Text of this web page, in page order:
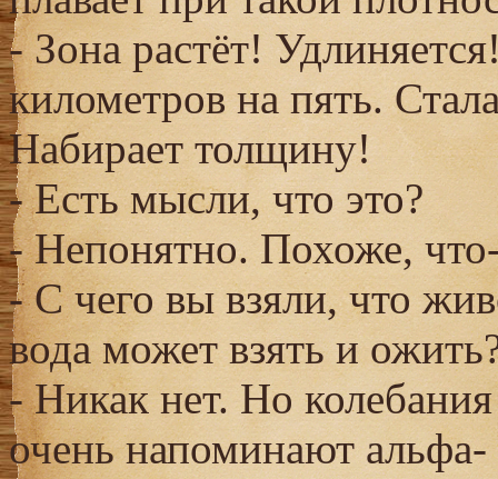
- Зона растёт!
километров на пять.
Набирает толщину!
- Есть мысли, что это?
- Непонятно. Похоже,
- С чего вы взяли, что
вода может взять и
- Никак нет. Но
очень напоминают